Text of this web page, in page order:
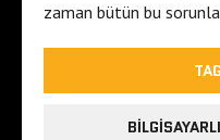
zaman bütün bu